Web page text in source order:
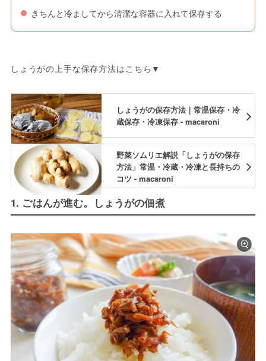
きちんと冷ましてから清潔な容器に入れて保存する
しょうがの上手な保存方法はこちら▼
しょうがの保存方法｜常温保存・冷
蔵保存・冷凍保存 - macaroni
野菜ソムリエ解説「しょうがの保存
方法」常温・冷蔵・冷凍と長持ちの
コツ - macaroni
1. ごはんが進む。しょうがの佃煮